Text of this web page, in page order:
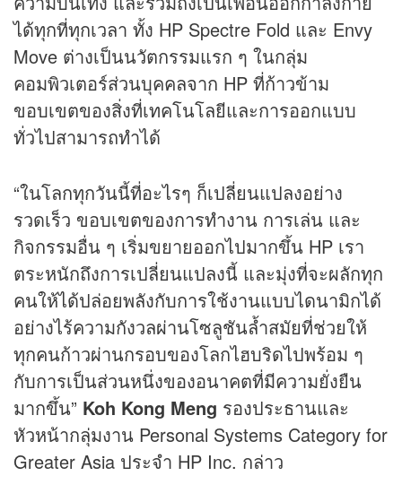
ได้ทุกที่ทุกเวลา ทั้ง HP Spectre Fold และ Envy
Move ต่างเป็นนวัตกรรมแรก ๆ ในกลุ่ม
คอมพิวเตอร์ส่วนบุคคลจาก HP ที่ก้าวข้าม
ขอบเขตของสิ่งที่เทคโนโลยีและการออกแบบ
ทั่วไปสามารถทำได้
“ในโลกทุกวันนี้ที่อะไรๆ ก็เปลี่ยนแปลงอย่าง
รวดเร็ว ขอบเขตของการทำงาน การเล่น และ
กิจกรรมอื่น ๆ เริ่มขยายออกไปมากขึ้น HP เรา
ตระหนักถึงการเปลี่ยนแปลงนี้ และมุ่งที่จะผลักทุก
คนให้ได้ปล่อยพลังกับการใช้งานแบบไดนามิกได้
อย่างไร้ความกังวลผ่านโซลูชันล้ำสมัยที่ช่วยให้
ทุกคนก้าวผ่านกรอบของโลกไฮบริดไปพร้อม ๆ
กับการเป็นส่วนหนึ่งของอนาคตที่มีความยั่งยืน
มากขึ้น” Koh Kong Meng รองประธานและ
หัวหน้ากลุ่มงาน Personal Systems Category for
Greater Asia ประจำ HP Inc. กล่าว